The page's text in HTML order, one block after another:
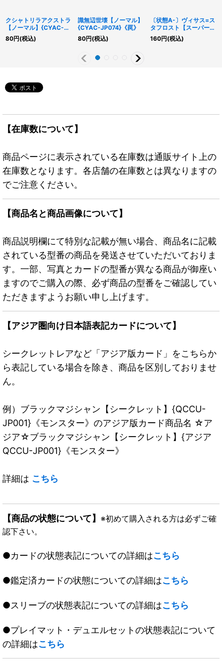
クシャトリラアクストラ
【ノーマル】{CYAC-
JP055}《魔法》
80円(税込)
識無辺世壊【ノーマル】
{CYAC-JP074}《罠》
80円(税込)
〔状態A-〕ヴィサス=ス
タフロスト【スーパー】
{DIFO-JP008}《モンス
ター》
160円(税込)
【在庫数について】
商品ページに表示されている在庫数は通販サイト上の
在庫数となります。各店舗の在庫数とは異なりますの
でご注意ください。
【商品名と商品画像について】
商品説明欄にて特別な記載が無い場合、商品名に記載
されている型番の商品を発送させていただいておりま
す。一部、写真とカードの型番が異なる商品が御座い
ますのでご購入の際、必ず商品の型番をご確認してい
ただきますようお願い申し上げます。
【アジア圏向け日本語表記カードについて】
シークレットレアなど「アジア版カード」をこちらか
ら表記している場合を除き、商品を区別しておりませ
ん。
例）ブラックマジシャン【シークレット】{QCCU-
JP001}《モンスター》のアジア版カード商品名 ☆ア
ジア☆ブラックマジシャン【シークレット】{アジア
QCCU-JP001}《モンスター》
詳細は こちら
【商品の状態について】 ※初めて購入される方は必ずご確
認下さい。
●カードの状態表記についての詳細はこちら
●鑑定済カードの状態についての詳細はこちら
●スリーブの状態表記についての詳細はこちら
●プレイマット・デュエルセットの状態表記について
の詳細はこちら